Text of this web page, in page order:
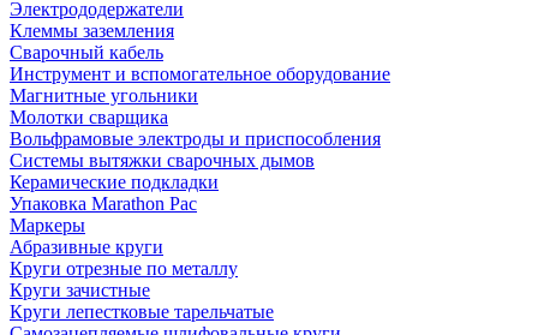
Электрододержатели
Клеммы заземления
Сварочный кабель
Инструмент и вспомогательное оборудование
Магнитные угольники
Молотки сварщика
Вольфрамовые электроды и приспособления
Системы вытяжки сварочных дымов
Керамические подкладки
Упаковка Marathon Pac
Маркеры
Абразивные круги
Круги отрезные по металлу
Круги зачистные
Круги лепестковые тарельчатые